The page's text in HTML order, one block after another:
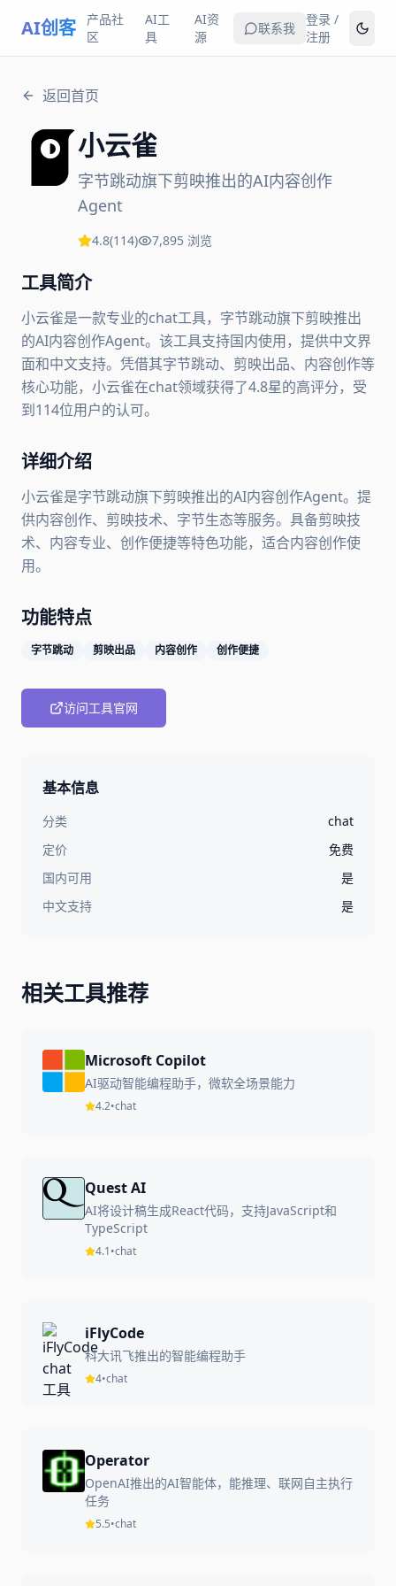
AI创客
产品社
区
AI工
具
AI资
源
联系我
登录 /
注册
返回首页
小云雀
字节跳动旗下剪映推出的AI内容创作
Agent
4.8(114) 7,895 浏览
工具简介
小云雀是一款专业的chat工具，字节跳动旗下剪映推出
的AI内容创作Agent。该工具支持国内使用，提供中文界
面和中文支持。凭借其字节跳动、剪映出品、内容创作等
核心功能，小云雀在chat领域获得了4.8星的高评分，受
到114位用户的认可。
详细介绍
小云雀是字节跳动旗下剪映推出的AI内容创作Agent。提
供内容创作、剪映技术、字节生态等服务。具备剪映技
术、内容专业、创作便捷等特色功能，适合内容创作使
用。
功能特点
字节跳动 剪映出品 内容创作 创作便捷
访问工具官网
基本信息
分类
chat
定价
免费
国内可用
是
中文支持
是
相关工具推荐
Microsoft Copilot
AI驱动智能编程助手，微软全场景能力
4.2•chat
Quest AI
AI将设计稿生成React代码，支持JavaScript和
TypeScript
4.1•chat
iFlyCode
科大讯飞推出的智能编程助手
4•chat
Operator
OpenAI推出的AI智能体，能推理、联网自主执行
任务
5.5•chat